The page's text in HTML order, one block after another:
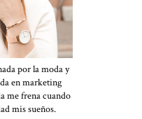
por la moda y
en marketing
me frena cuando
mis sueños.